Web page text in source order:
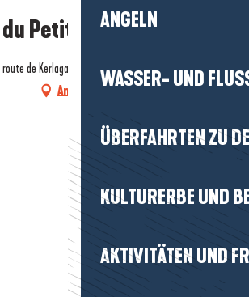
ANGELN
WASSER- UND
ÜBERFAHRTEN ZU
KULTURERBE UND
AKTIVITÄTEN UND
Petit Bois
route de Kerlagadec, 44420 Mesquer
Anfahrt